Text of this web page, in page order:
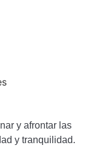
y afrontar las
y tranquilidad.